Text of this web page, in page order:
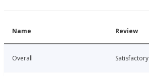
Name Review
Overall Satisfactory